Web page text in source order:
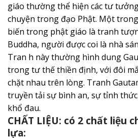
giáo thường thể hiện các tư
chuyện trong đạo Phật. Một
biến trong phật giáo là tranh
Buddha, người được coi là nhà
Tran h này thường hình dung
trong tư thế thiền định, với đôi
chặt nhau trên lòng. Tranh
truyền tải sự bình an, sự tỉnh
khổ đau.
CHẤT LIỆU: có 2 chất liệu
lựa: